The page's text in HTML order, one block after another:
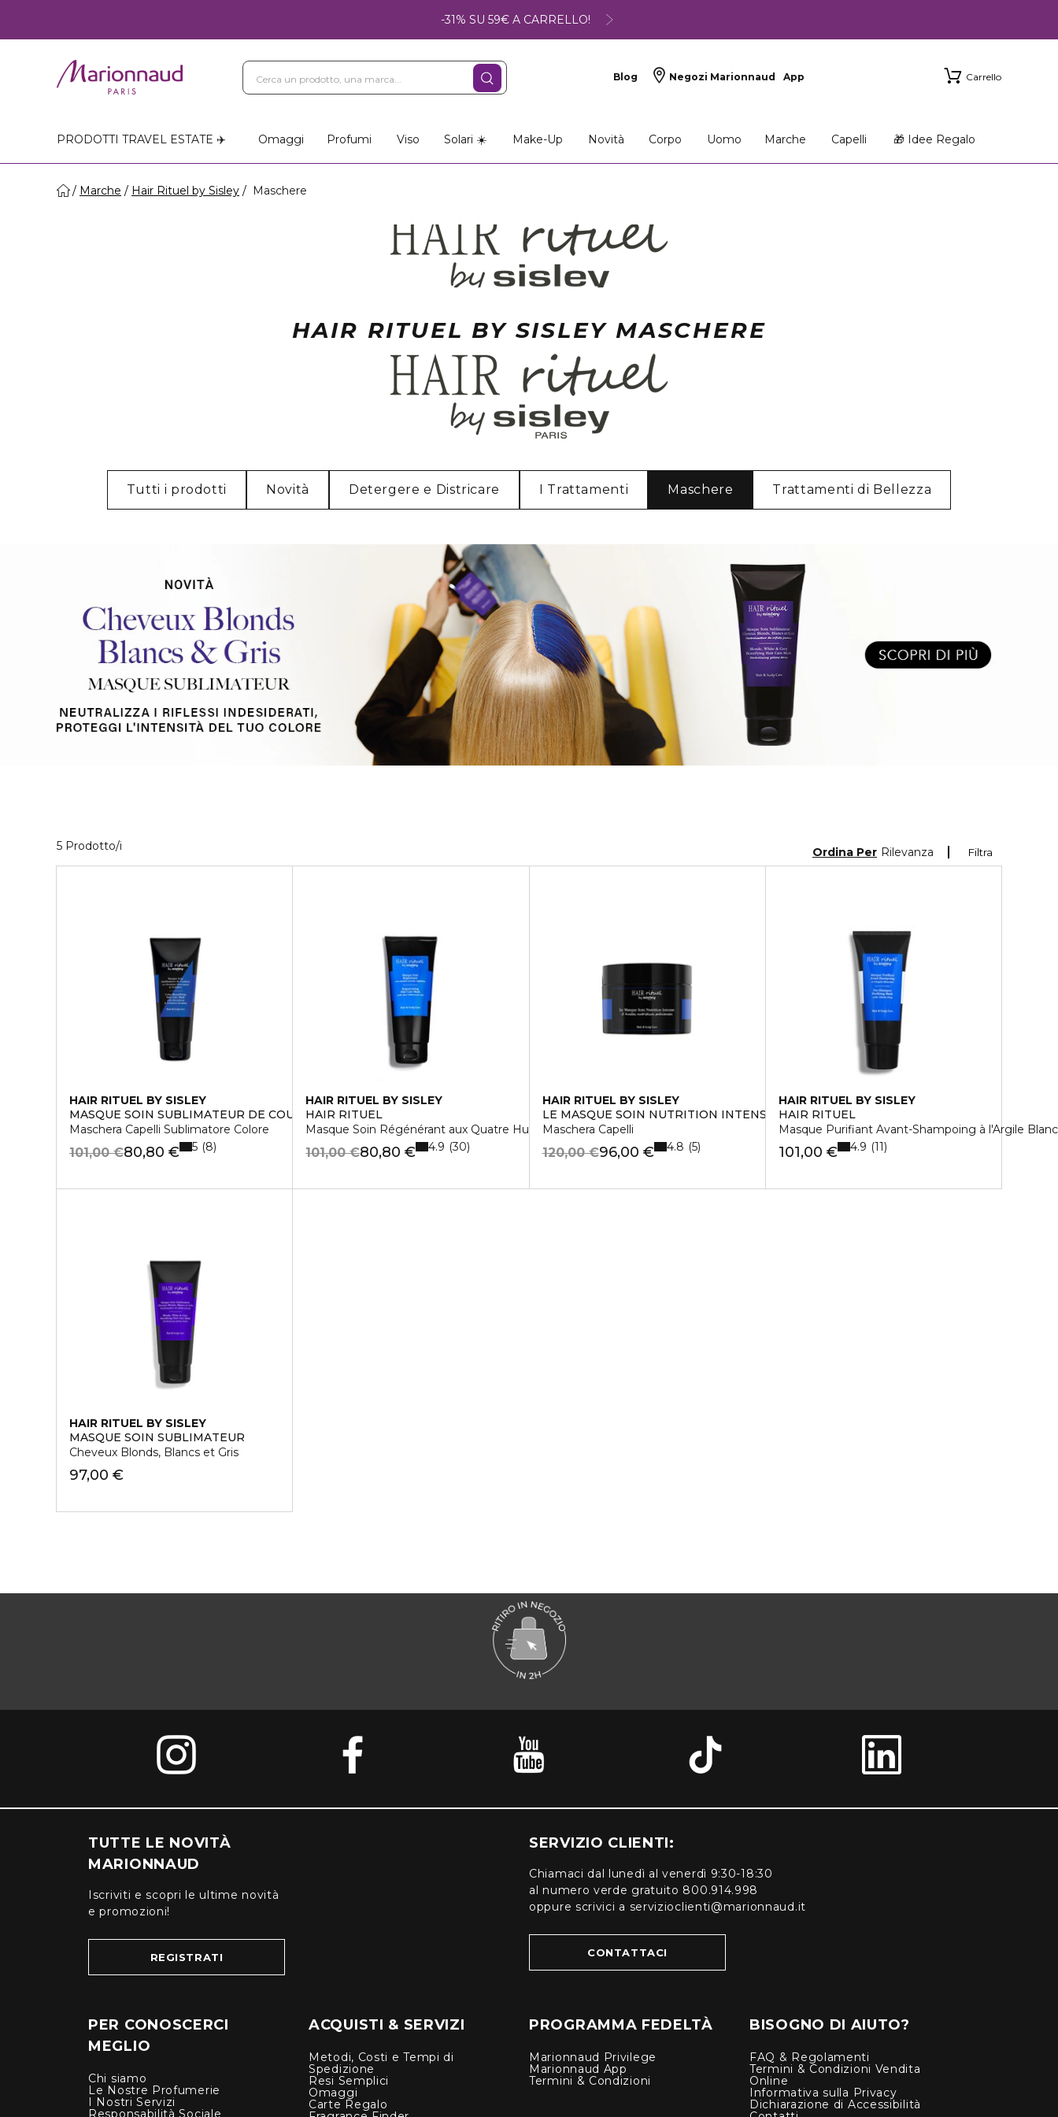
-31% SU 59€ A CARRELLO!
Blog Negozi Marionnaud App Carrello
PRODOTTI TRAVEL ESTATE ✈️ Omaggi Profumi Viso Solari ☀️ Make-Up Novità Corpo Uomo Marche Capelli 🎁 Idee Regalo
Marche Hair Rituel by Sisley Maschere
HAIR RITUEL BY SISLEY MASCHERE
Tutti i prodotti Novità Detergere e Districare I Trattamenti Maschere Trattamenti di Bellezza
5 Prodotto/i Filtra
Ordina Per Rilevanza
HAIR RITUEL BY SISLEY
MASQUE SOIN SUBLIMATEUR DE COULEUR
Maschera Capelli Sublimatore Colore
80,80 €
101,00 € 5 8
HAIR RITUEL BY SISLEY
HAIR RITUEL
Masque Soin Régénérant aux Quatre Huiles Végétales
80,80 €
101,00 € 4.9 30
HAIR RITUEL BY SISLEY
LE MASQUE SOIN NUTRITION INTENSE
Maschera Capelli
96,00 €
120,00 € 4.8 5
HAIR RITUEL BY SISLEY
HAIR RITUEL
Masque Purifiant Avant-Shampoing à l'Argile
101,00 € 4.9 11
HAIR RITUEL BY SISLEY
MASQUE SOIN SUBLIMATEUR
Cheveux Blonds, Blancs et Gris
97,00 €
TUTTE LE NOVITÀ
MARIONNAUD
Iscriviti e scopri le ultime novità
e promozioni!
REGISTRATI
SERVIZIO CLIENTI:
Chiamaci dal lunedì al venerdì 9:30-18:30
al numero verde gratuito 800.914.998
oppure scrivici a servizioclienti@marionnaud.it
CONTATTACI
PER CONOSCERCI
MEGLIO
Chi siamo
Le Nostre Profumerie
I Nostri Servizi
Responsabilità Sociale
ACQUISTI & SERVIZI
Metodi, Costi e Tempi di
Spedizione
Resi Semplici
Omaggi
Carte Regalo
PROGRAMMA FEDELTÀ
Marionnaud Privilege
Marionnaud App
Termini & Condizioni
BISOGNO DI AIUTO?
FAQ & Regolamenti
Termini & Condizioni Vendita
Online
Informativa sulla Privacy
Dichiarazione di Accessibilità